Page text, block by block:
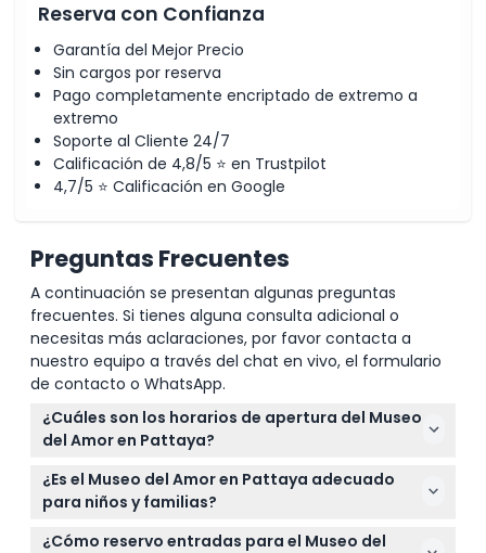
Reserva con Confianza
Garantía del Mejor Precio
Sin cargos por reserva
Pago completamente encriptado de extremo a
extremo
Soporte al Cliente 24/7
Calificación de 4,8/5 ⭐ en Trustpilot
4,7/5 ⭐ Calificación en Google
Preguntas Frecuentes
A continuación se presentan algunas preguntas
frecuentes. Si tienes alguna consulta adicional o
necesitas más aclaraciones, por favor contacta a
nuestro equipo a través del chat en vivo, el formulario
de contacto o WhatsApp.
¿Cuáles son los horarios de apertura del Museo
del Amor en Pattaya?
El museo está abierto todos los días de 10:00 a.m. a
10:00 p.m., lo que facilita incluir una visita en su
itinerario (sujeto a cambios — por favor confirme al
momento de la reserva).
¿Es el Museo del Amor en Pattaya adecuado
para niños y familias?
Sí, los niños de 0 a 15 años pueden entrar gratis,
¿Cómo reservo entradas para el Museo del